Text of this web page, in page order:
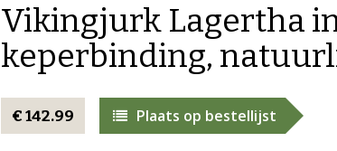
Vikingjurk Lagertha
keperbinding,
€ 142.99 Plaats op bestellijst